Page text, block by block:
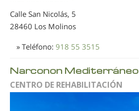
Calle San Nicolás, 5
28460 Los Molinos
» Teléfono: 918 55 3515
Narconon Mediterráneo
CENTRO DE REHABILITACIÓN